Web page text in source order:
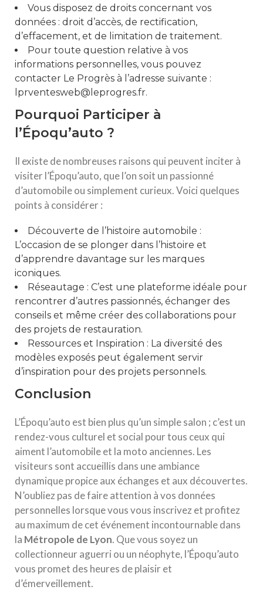
Vous disposez de droits concernant vos
données : droit d’accès, de rectification,
d’effacement, et de limitation de traitement.
Pour toute question relative à vos
informations personnelles, vous pouvez
contacter Le Progrès à l’adresse suivante :
lprventesweb@leprogres.fr.
Pourquoi Participer à
l’Époqu’auto ?
Il existe de nombreuses raisons qui peuvent inciter à
visiter l’Époqu’auto, que l’on soit un passionné
d’automobile ou simplement curieux. Voici quelques
points à considérer :
Découverte de l’histoire automobile :
L’occasion de se plonger dans l’histoire et
d’apprendre davantage sur les marques
iconiques.
Réseautage : C’est une plateforme idéale pour
rencontrer d’autres passionnés, échanger des
conseils et même créer des collaborations pour
des projets de restauration.
Ressources et Inspiration : La diversité des
modèles exposés peut également servir
d’inspiration pour des projets personnels.
Conclusion
L’Époqu’auto est bien plus qu’un simple salon ; c’est un
rendez-vous culturel et social pour tous ceux qui
aiment l’automobile et la moto anciennes. Les
visiteurs sont accueillis dans une ambiance
dynamique propice aux échanges et aux découvertes.
N’oubliez pas de faire attention à vos données
personnelles lorsque vous vous inscrivez et profitez
au maximum de cet événement incontournable dans
la Métropole de Lyon. Que vous soyez un
collectionneur aguerri ou un néophyte, l’Époqu’auto
vous promet des heures de plaisir et
d’émerveillement.